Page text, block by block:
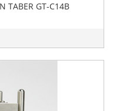
TABER GT-C14B